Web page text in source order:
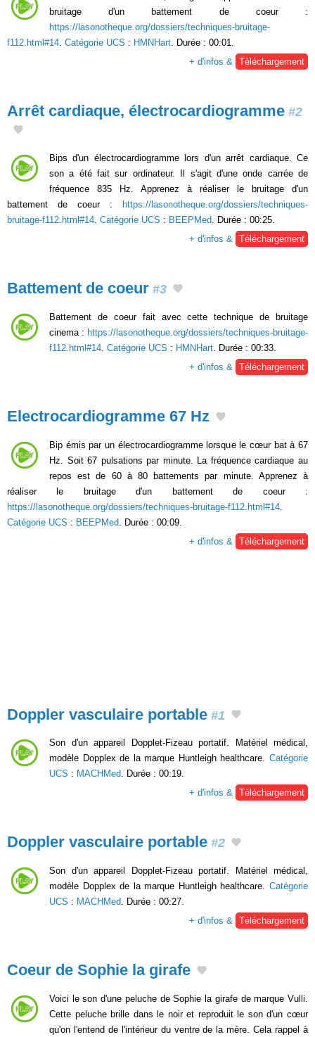
bruitage d'un battement de coeur :
https://lasonotheque.org/dossiers/techniques-bruitage-
f112.html#14 Catégorie UCS : HMNHart . Durée : 00:01.
+ d'infos &
Téléchargement
Arrêt cardiaque, électrocardiogramme #2
Bips d'un électrocardiogramme lors d'un arrêt cardiaque. Ce
son a été fait sur ordinateur. Il s'agit d'une onde carrée de
fréquence 835 Hz. Apprenez à réaliser le bruitage d'un
battement de coeur :
https://lasonotheque.org/dossiers/techniques-
bruitage-f112.html#14. Catégorie UCS : BEEPMed. Durée : 00:25.
+ d'infos & Téléchargement
Battement de coeur #3
Battement de coeur fait avec cette technique de bruitage
cinema : https://lasonotheque.org/dossiers/techniques-bruitage-
f112.html#14 Catégorie UCS : HMNHart . Durée : 00:33.
+ d'infos &
Téléchargement
Electrocardiogramme 67 Hz
Bip émis par un électrocardiogramme lorsque le cœur bat à 67
Hz. Soit 67 pulsations par minute. La fréquence cardiaque au
repos est de 60 à 80 battements par minute. Apprenez à
réaliser le bruitage d'un battement de coeur :
https://lasonotheque.org/dossiers/techniques-bruitage-f112.html#14
Catégorie UCS : BEEPMed . Durée : 00:09.
+ d'infos &
Téléchargement
Doppler vasculaire portable #1
Son d'un appareil Dopplet-Fizeau portatif. Matériel médical,
modèle Dopplex de la marque Huntleigh healthcare. Catégorie
UCS : MACHMed. Durée : 00:19.
+ d'infos & Téléchargement
Doppler vasculaire portable #2
Son d'un appareil Dopplet-Fizeau portatif. Matériel médical,
modèle Dopplex de la marque Huntleigh healthcare. Catégorie
UCS : MACHMed . Durée : 00:27.
+ d'infos &
Téléchargement
Coeur de Sophie la girafe
Voici le son d'une peluche de Sophie la girafe de marque Vulli.
Cette peluche brille dans le noir et reproduit le son d'un cœur
qu'on l'entend de l'intérieur du ventre de la mère. Cela rappel à